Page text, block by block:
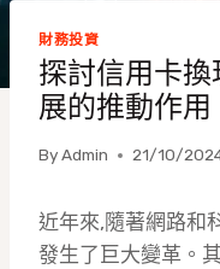
財務投資
探討信用卡
展的推動作用
ByAdmin 21/10/
近年來,隨著網路和
發生了巨大變革。